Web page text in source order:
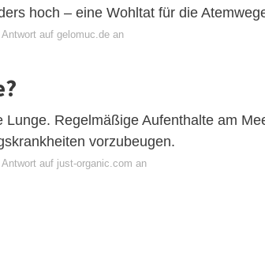
hoch – eine Wohltat für die
auf gelomuc.de an
Regelmäßige Aufenthalte am
vorzubeugen.
auf just-organic.com an